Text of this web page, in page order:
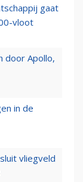
gaat
vloot
door Apollo,
in de
vliegveld